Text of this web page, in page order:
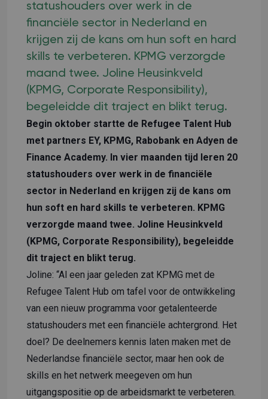
statushouders over werk in de
financiële sector in Nederland en
krijgen zij de kans om hun soft en hard
skills te verbeteren. KPMG verzorgde
maand twee. Joline Heusinkveld
(KPMG, Corporate Responsibility),
begeleidde dit traject en blikt terug.
Begin oktober startte de Refugee Talent Hub
met partners EY, KPMG, Rabobank en Adyen de
Finance Academy. In vier maanden tijd leren 20
statushouders over werk in de financiële
sector in Nederland en krijgen zij de kans om
hun soft en hard skills te verbeteren. KPMG
verzorgde maand twee. Joline Heusinkveld
(KPMG, Corporate Responsibility), begeleidde
dit traject en blikt terug.
Joline: “Al een jaar geleden zat KPMG met de
Refugee Talent Hub om tafel voor de ontwikkeling
van een nieuw programma voor getalenteerde
statushouders met een financiële achtergrond. Het
doel? De deelnemers kennis laten maken met de
Nederlandse financiële sector, maar hen ook de
skills en het netwerk meegeven om hun
uitgangspositie op de arbeidsmarkt te verbeteren.